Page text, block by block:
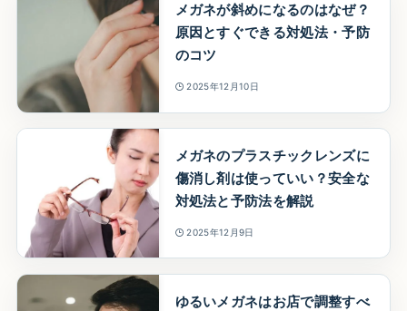
メガネが斜めになるのはなぜ？
原因とすぐできる対処法・予防
のコツ
2025年12月10日
メガネのプラスチックレンズに
傷消し剤は使っていい？安全な
対処法と予防法を解説
2025年12月9日
ゆるいメガネはお店で調整すべ